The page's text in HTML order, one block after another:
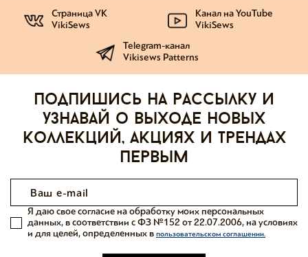
Страница VK
VikiSews
Канал на YouTube
VikiSews
Telegram-канал
Vikisews Patterns
Подпишись на рассылку и
узнавай о выходе новых
коллекций, акциях и трендах
первым
Я даю свое согласие на обработку моих персональных
данных, в соответствии с ФЗ №152 от 22.07.2006, на условиях
и для целей, определенных в пользовательском соглашении.